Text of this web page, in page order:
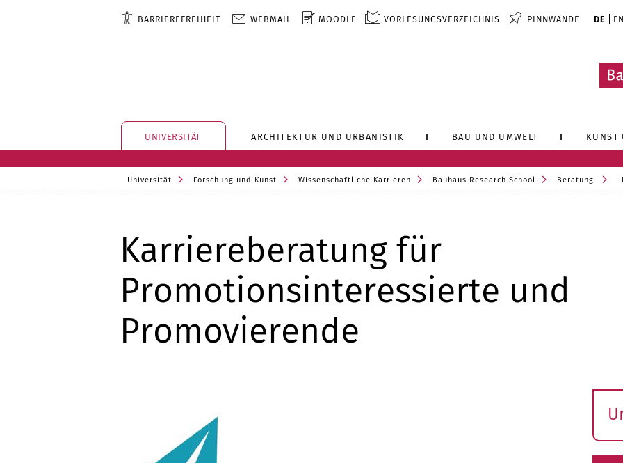
BARRIEREFREIHEIT WEBMAIL MOODLE VORLESUNGSVERZEICHNIS PINNWÄNDE DE EN
UNIVERSITÄT ARCHITEKTUR UND URBANISTIK BAU UND UMWELT KUNST
Universität Forschung und Kunst Wissenschaftliche Karrieren Bauhaus Research School Beratung
Karriereberatung für
Promotionsinteressierte und
Promovierende